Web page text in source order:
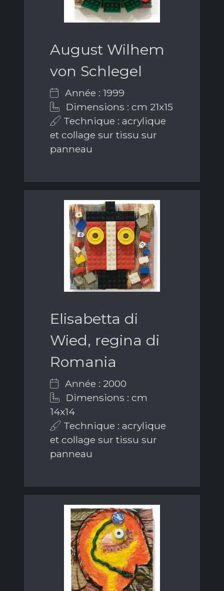
August Wilhem
von Schlegel
Année : 1999
Dimensions : cm 21x15
Technique : acrylique
et collage sur tissu sur
panneau
Elisabetta di
Wied, regina di
Romania
Année : 2000
Dimensions : cm
14x14
Technique : acrylique
et collage sur tissu sur
panneau